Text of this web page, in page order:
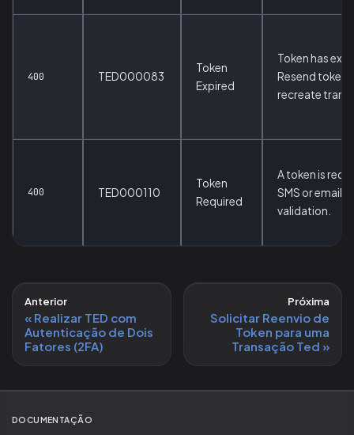
400 TED000083
Token
Expired
Token has
Resend token
recreate
400 TED000110
Token
Required
A token is
SMS or email
validation.
Anterior
Realizar TED com
Autenticação de Dois
Fatores (2FA)
Próxima
Solicitar Reenvio de
Token para uma
Transação Ted
DOCUMENTAÇÃO